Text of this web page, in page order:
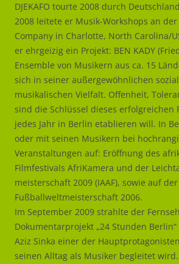
DJEKAFO tourte 2008 durch
2008 leitete er Musik-Workshops an der
Company in Charlotte, North Carolina/
er ehrgeizig ein Projekt: BEN KADY
Ensemble von Musikern aus ca. 15
sich in seiner außergewöhnlichen
musikalischen Vielfalt. Offenheit,
sind die Schlüssel dieses erfolgreichen
jedes Jahr in Berlin etablieren will. In
oder mit seinen Musikern bei
Veranstaltungen auf: Eröffnung des
Filmfestivals AfriKamera und der
meisterschaft 2009 (IAAF), sowie auf
Fußballweltmeisterschaft 2006.
Im September 2009 strahlte der
Dokumentarprojekt „24 Stunden
Aziz Sinka einer der
seinen Alltag als Musiker begleitet wird.